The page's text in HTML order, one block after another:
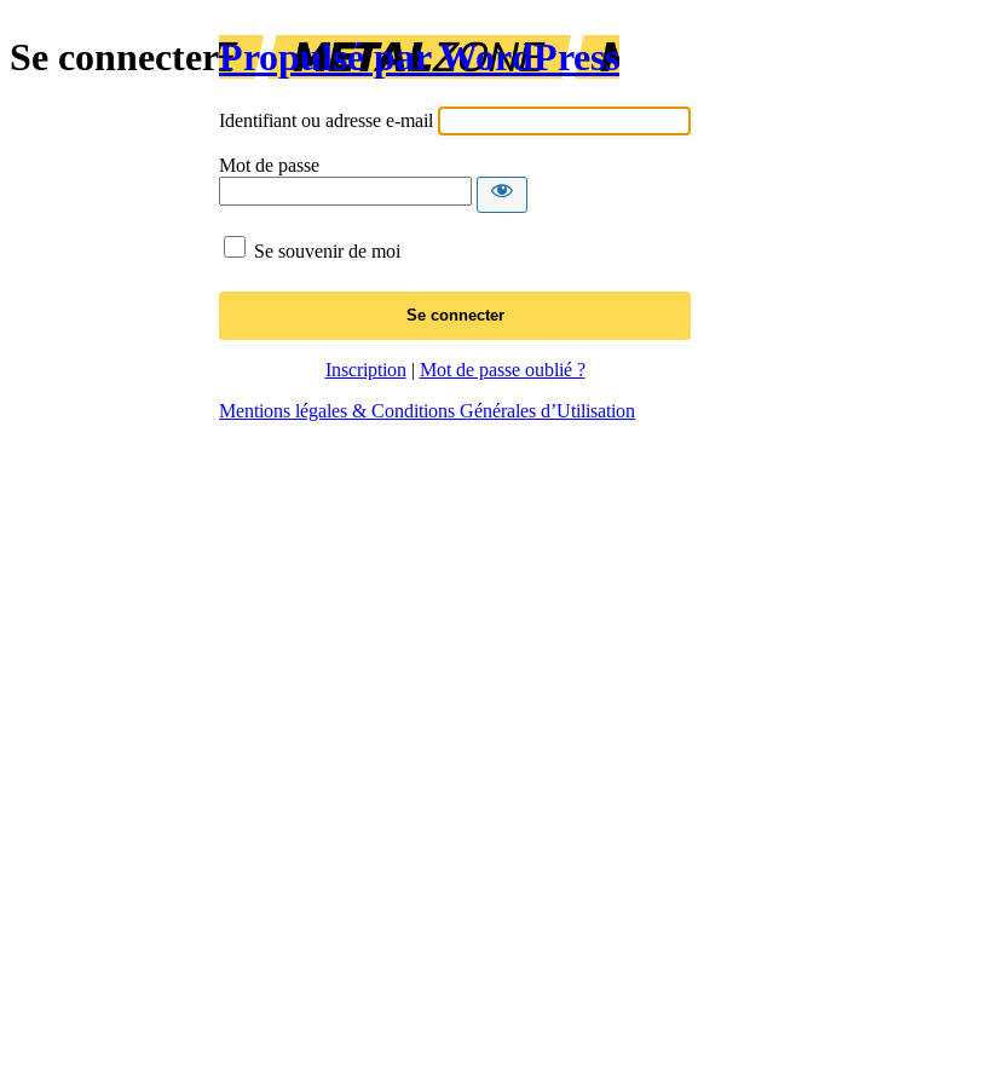
Se connecterPropulsé par WordPress
Identifiant ou adresse e-mail
Mot de passe
Se souvenir de moi
Inscription | Mot de passe oublié ?
Mentions légales & Conditions Générales d’Utilisation